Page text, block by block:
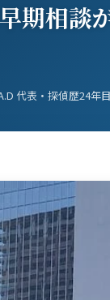
期相談
代表・探偵歴24年目